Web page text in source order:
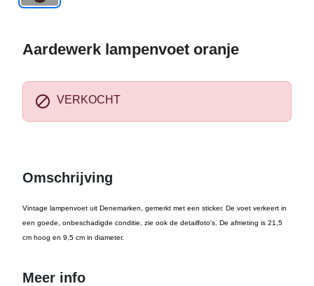
Aardewerk lampenvoet oranje
 VERKOCHT
Omschrijving
Vintage lampenvoet uit Denemarken, gemerkt met een sticker. De voet verkeert in
een goede, onbeschadigde conditie, zie ook de detailfoto's. De afmeting is 21,5
cm hoog en 9,5 cm in diameter.
Meer info